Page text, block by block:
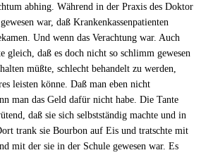
abhing. Während in der Praxis des Doktor
war, daß Krankenkassenpatienten
Und wenn das Verachtung war. Auch
gleich, daß es doch nicht so schlimm gewesen
müßte, schlecht behandelt zu werden,
leisten könne. Daß man eben nicht
man das Geld dafür nicht habe. Die Tante
daß sie sich selbstständig machte und in
trank sie Bourbon auf Eis und tratschte mit
mit der sie in der Schule gewesen war. Es